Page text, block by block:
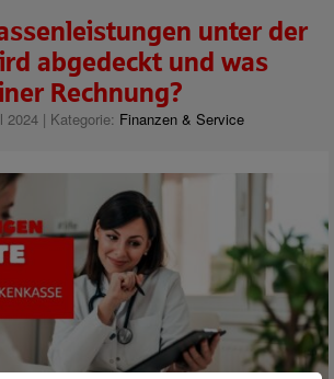
unter der
abgedeckt und was
Rechnung?
| Kategorie: Finanzen & Service